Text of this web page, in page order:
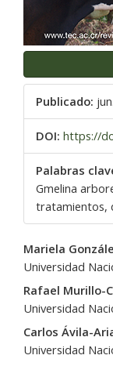
Publicado:
DOI: https://
Palabras
Gmelina
tratamientos,
Contenido
principal
artículo
Mariela
Universidad
Rafael Murillo-
Universidad
Carlos Ávila-
Universidad